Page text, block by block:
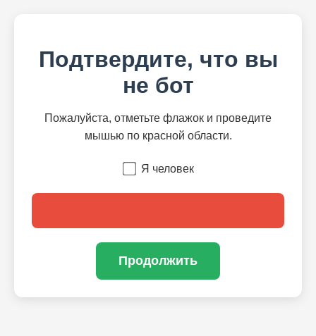
Подтвердите, что вы
не бот
Пожалуйста, отметьте флажок и проведите
мышью по красной области.
Я человек
Продолжить